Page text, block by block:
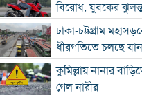
বিরোধ, যুবকের
ঢাকা-চট্টগ্রাম
ধীরগতিতে চলছে
কুমিল্লায় নানার
গেল নারীর